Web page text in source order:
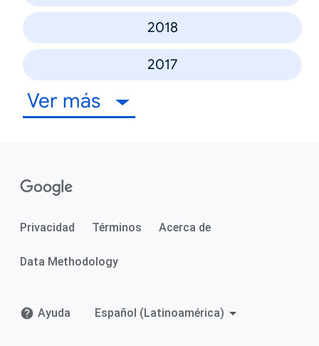
2018
2017
Ver más
Privacidad Términos Acerca de
Data Methodology
Ayuda